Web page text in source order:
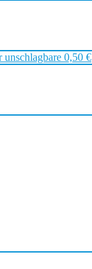
0,50 €